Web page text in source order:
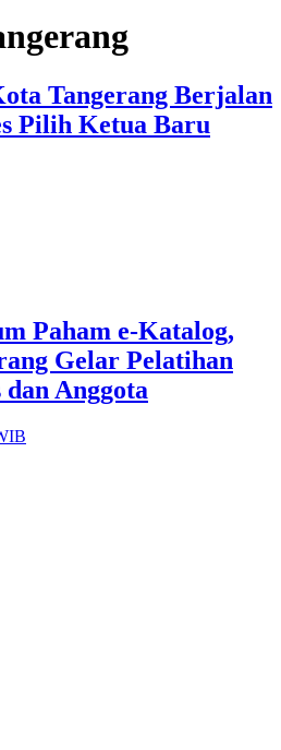
Tangerang Berjalan
Pilih Ketua Baru
Paham e-Katalog,
Gelar Pelatihan
Anggota